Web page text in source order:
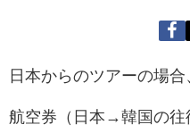
日本からのツアーの場合
航空券（日本→韓国の往